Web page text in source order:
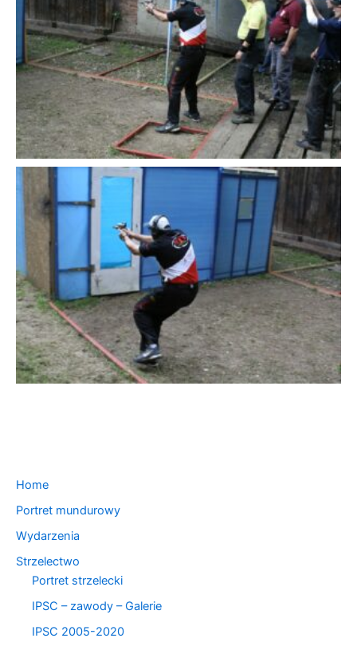
Home
Portret mundurowy
Wydarzenia
Strzelectwo
Portret strzelecki
IPSC – zawody – Galerie
IPSC 2005-2020